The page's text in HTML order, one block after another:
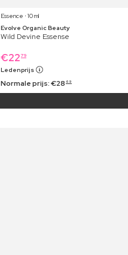
Essence ⋅ 10 ml
Evolve Organic Beauty
Wild Devine Essense
€22 79
Ledenprijs
Normale prijs:€28 69